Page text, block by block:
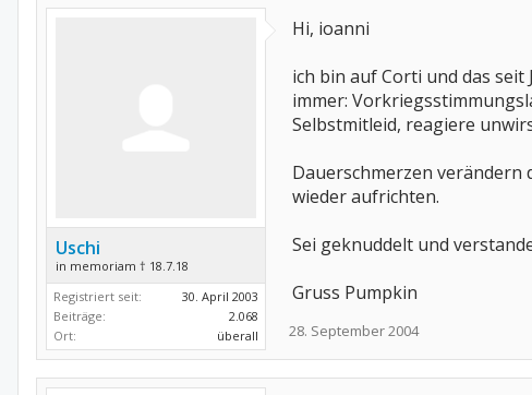
Uschi
in memoriam † 18.7.18
Registriert seit:
30. April 2003
Beiträge:
2.068
Ort:
überall
Hi, ioanni
ich bin auf Corti und das seit
immer:
Selbstmitleid, reagiere
Dauerschmerzen verändern
wieder aufrichten.
Sei geknuddelt und
Gruss Pumpkin
28. September 2004